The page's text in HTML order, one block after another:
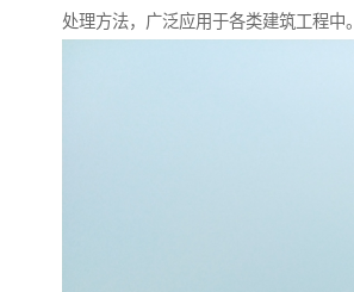
处理方法，广泛应用于各类建筑工程中。